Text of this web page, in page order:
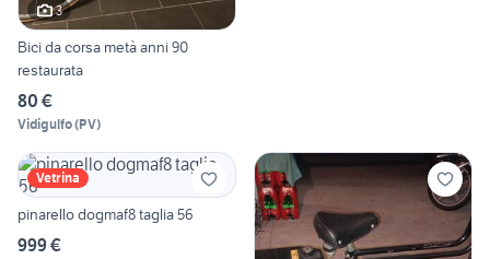
3
Bici da corsa metà anni 90
restaurata
80 €
Vidigulfo(PV)
Vetrina
pinarello dogmaf8 taglia 56
999 €